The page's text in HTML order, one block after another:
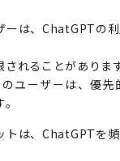
ーは、ChatGPTの
れることがありま
ユーザーは、優先
トは、ChatGPTを